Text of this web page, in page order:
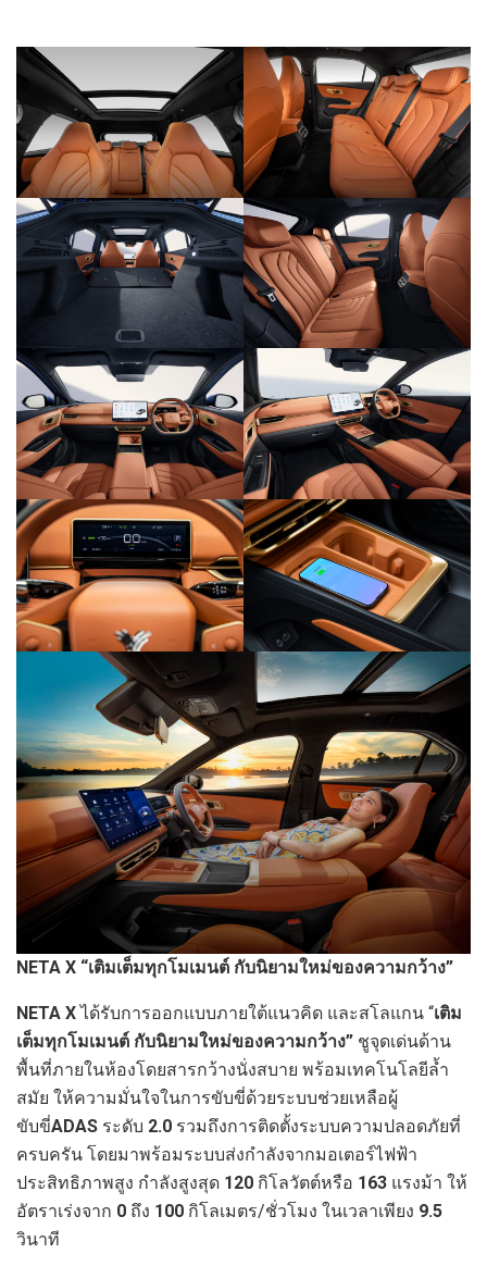
NETA X “เติมเต็มทุกโมเมนต์ กับนิยามใหม่ของความกว้าง”
NETA Xได้รับการออกแบบภายใต้แนวคิด และสโลแกน “เติม
เต็มทุกโมเมนต์ กับนิยามใหม่ของความกว้าง” ชูจุดเด่นด้าน
พื้นที่ภายในห้องโดยสารกว้างนั่งสบาย พร้อมเทคโนโลยีล้ำ
สมัย ให้ความมั่นใจในการขับขี่ด้วยระบบช่วยเหลือผู้
ขับขี่ADAS ระดับ 2.0 รวมถึงการติดตั้งระบบความปลอดภัยที่
ครบครัน โดยมาพร้อมระบบส่งกำลังจากมอเตอร์ไฟฟ้า
ประสิทธิภาพสูง กำลังสูงสุด 120 กิโลวัตต์หรือ 163 แรงม้า ให้
อัตราเร่งจาก 0 ถึง 100 กิโลเมตร/ชั่วโมง ในเวลาเพียง 9.5
วินาที